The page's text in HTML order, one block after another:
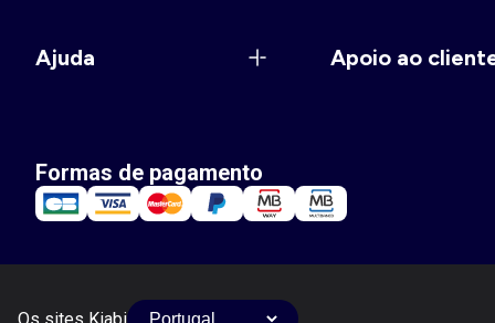
Ajuda Apoio ao
Formas de pagamento